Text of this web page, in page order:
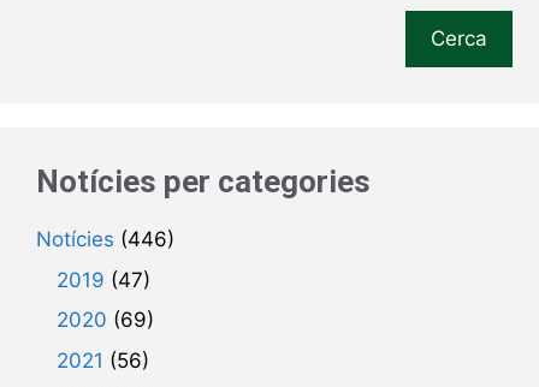
Cerca
Notícies per categories
Notícies (446)
2019 (47)
2020 (69)
2021 (56)